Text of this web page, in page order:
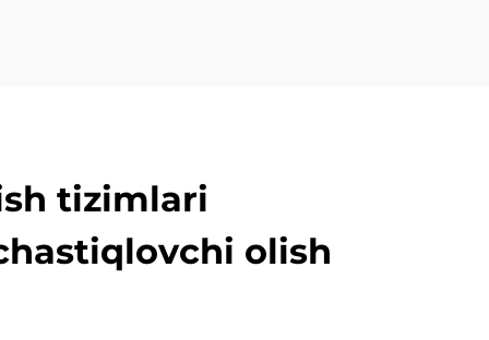
tizimlari
olish